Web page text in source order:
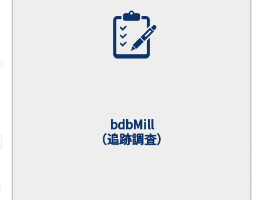
bdbMill
（追跡調査）